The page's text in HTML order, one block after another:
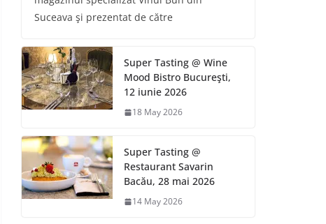
Suceava şi prezentat de către
Super Tasting @ Wine
Mood Bistro Bucureşti,
12 iunie 2026
18 May 2026
Super Tasting @
Restaurant Savarin
Bacău, 28 mai 2026
14 May 2026